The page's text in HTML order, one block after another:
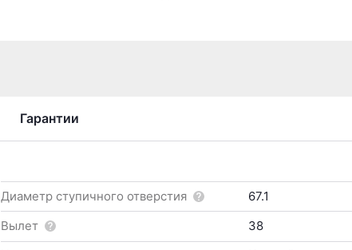
Гарантии
Диаметр ступичного отверстия
67.1
Вылет
38